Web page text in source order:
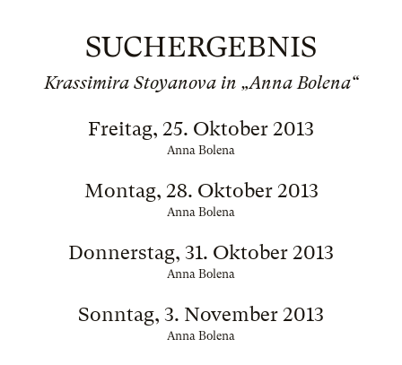
SUCHERGEBNIS
Krassimira Stoyanova in „Anna Bolena“
Freitag, 25. Oktober 2013
Anna Bolena
Montag, 28. Oktober 2013
Anna Bolena
Donnerstag, 31. Oktober 2013
Anna Bolena
Sonntag, 3. November 2013
Anna Bolena